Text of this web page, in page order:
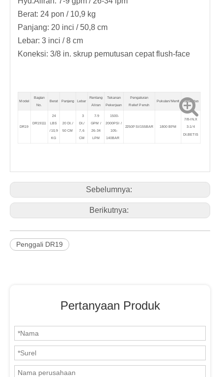
Berat: 24 pon / 10,9 kg
Panjang: 20 inci / 50,8 cm
Lebar: 3 inci / 8 cm
Koneksi: 3/8 in. skrup pemutusan cepat flush-face
Model
Bagian
No.
Berat Panjang Lebar
Rentang
Aliran
Tekanan
Pekerjaan
Pengaturan
Relief Penuh
Pukulan/Menit Kapasitas
DR19
DR19111
24
LBS
/10,9
KG
20 DI./
50 CM
3
DI./
7,6
CM
7-9
GPM /
26-34
LPM
1500-
2000PSI /
105-
140BAR
2250PSI/155BAR 1800 BPM
7/8-IN.X
3-1/4
DI.BETIS
Sebelumnya:
Berikutnya:
Penggali DR19
Pertanyaan Produk